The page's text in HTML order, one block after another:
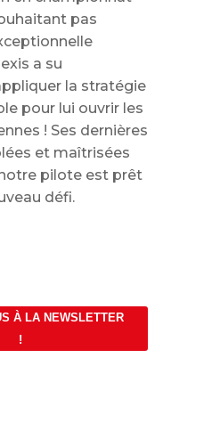
pas
a su
la stratégie
pour lui ouvrir les
! Ses dernières
et maîtrisées
pilote est prêt
défi.
À LA NEWSLETTER
!